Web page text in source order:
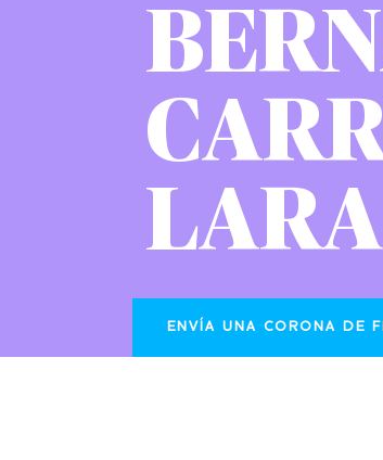
LARA
ENVÍA UNA CORONA DE